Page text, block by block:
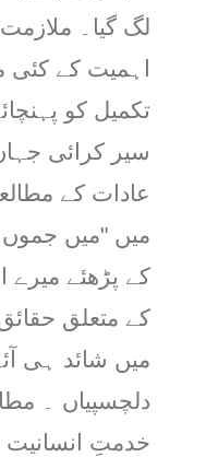
لگ گیا۔
اہمیت کے کئی
تکمیل کو
سیر کرائی
عادات کے
میں "میں
کے پڑھئے
کے متعلق
میں شائد ہی
دلچسپیاں ۔
خدمتِ